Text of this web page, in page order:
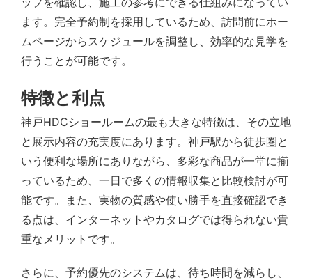
ます。完全予約制を採用しているため、訪問前にホー
ムページからスケジュールを調整し、効率的な見学を
行うことが可能です。
特徴と利点
神戸HDCショールームの最も大きな特徴は、その立地
と展示内容の充実度にあります。神戸駅から徒歩圏と
いう便利な場所にありながら、多彩な商品が一堂に揃
っているため、一日で多くの情報収集と比較検討が可
能です。また、実物の質感や使い勝手を直接確認でき
る点は、インターネットやカタログでは得られない貴
重なメリットです。
さらに、予約優先のシステムは、待ち時間を減らし、